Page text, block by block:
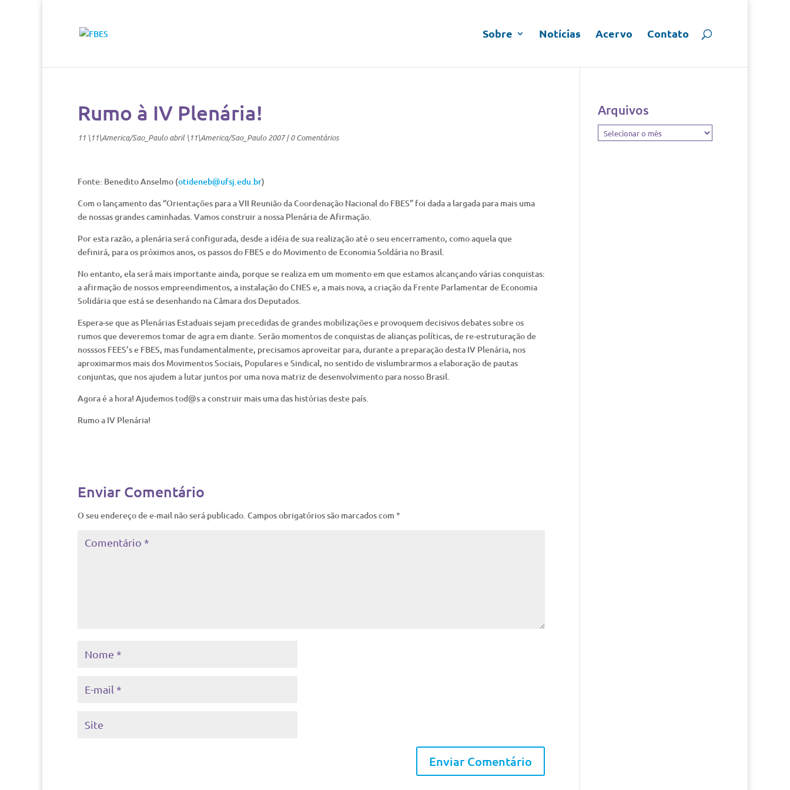
Sobre Notícias Acervo Contato
Rumo à IV Plenária!
11 \11\America/Sao_Paulo abril \11\America/Sao_Paulo 2007|0 Comentários
Fonte: Benedito Anselmo (otideneb@ufsj.edu.br)
Com o lançamento das “Orientações para a VII Reunião da Coordenação Nacional do FBES” foi dada a largada para mais uma
de nossas grandes caminhadas. Vamos construir a nossa Plenária de Afirmação.
Por esta razão, a plenária será configurada, desde a idéia de sua realização até o seu encerramento, como aquela que
definirá, para os próximos anos, os passos do FBES e do Movimento de Economia Soldária no Brasil.
No entanto, ela será mais importante ainda, porque se realiza em um momento em que estamos alcançando várias conquistas:
a afirmação de nossos empreendimentos, a instalação do CNES e, a mais nova, a criação da Frente Parlamentar de Economia
Solidária que está se desenhando na Câmara dos Deputados.
Espera-se que as Plenárias Estaduais sejam precedidas de grandes mobilizações e provoquem decisivos debates sobre os
rumos que deveremos tomar de agra em diante. Serão momentos de conquistas de alianças políticas, de re-estruturação de
nosssos FEES’s e FBES, mas fundamentalmente, precisamos aproveitar para, durante a preparação desta IV Plenária, nos
aproximarmos mais dos Movimentos Sociais, Populares e Sindical, no sentido de vislumbrarmos a elaboração de pautas
conjuntas, que nos ajudem a lutar juntos por uma nova matriz de desenvolvimento para nosso Brasil.
Agora é a hora! Ajudemos tod@s a construir mais uma das histórias deste país.
Rumo a IV Plenária!
Enviar Comentário
O seu endereço de e-mail não será publicado. Campos obrigatórios são marcados com *
Arquivos
Arquivos